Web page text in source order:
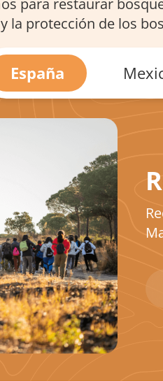
para restaurar
la protección de los
España